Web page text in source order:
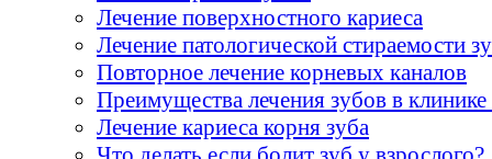
Лечение поверхностного кариеса
Лечение патологической стираемости
Повторное лечение корневых каналов
Преимущества лечения зубов в
Лечение кариеса корня зуба